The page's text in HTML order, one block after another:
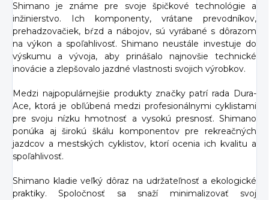
Shimano je známe pre svoje špičkové technológie a
inžinierstvo. Ich komponenty, vrátane prevodníkov,
prehadzovačiek, bŕzd a nábojov, sú vyrábané s dôrazom
na výkon a spoľahlivosť. Shimano neustále investuje do
výskumu a vývoja, aby prinášalo najnovšie technické
inovácie a zlepšovalo jazdné vlastnosti svojich výrobkov.
Medzi najpopulárnejšie produkty značky patrí rada Dura-
Ace, ktorá je obľúbená medzi profesionálnymi cyklistami
pre svoju nízku hmotnosť a vysokú presnosť. Shimano
ponúka aj širokú škálu komponentov pre rekreačných
jazdcov a mestských cyklistov, ktorí ocenia ich kvalitu a
spoľahlivosť.
Shimano kladie veľký dôraz na udržateľnosť a ekologické
praktiky. Spoločnosť sa snaží minimalizovať svoj